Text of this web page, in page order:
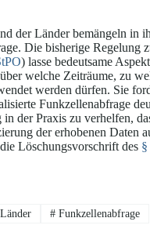
der Länder bemängeln in
Die bisherige
) lasse bedeutsame
welche Zeiträume, zu
werden dürfen. Sie
Funkzellenabfrage
der Praxis zu verhelfen,
der erhobenen Daten
Löschungsvorschrift des
#Funkzellenabfrage